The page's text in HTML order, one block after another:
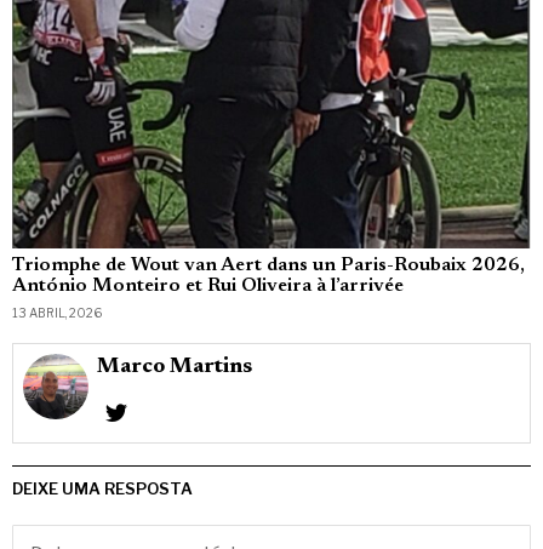
Triomphe de Wout van Aert dans un Paris-Roubaix 2026,
António Monteiro et Rui Oliveira à l’arrivée
13 ABRIL, 2026
Marco Martins
DEIXE UMA RESPOSTA